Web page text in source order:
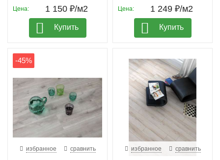
Цена: 1 150 ₽/м2
Купить
Цена: 1 249 ₽/м2
Купить
-45%
избранное сравнить избранное сравнить